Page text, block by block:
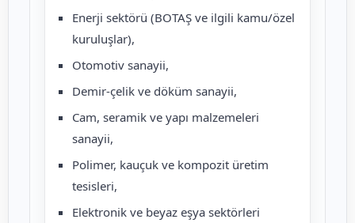
Enerji sektörü (BOTAŞ ve ilgili kamu/özel
kuruluşlar),
Otomotiv sanayii,
Demir-çelik ve döküm sanayii,
Cam, seramik ve yapı malzemeleri
sanayii,
Polimer, kauçuk ve kompozit üretim
tesisleri,
Elektronik ve beyaz eşya sektörleri